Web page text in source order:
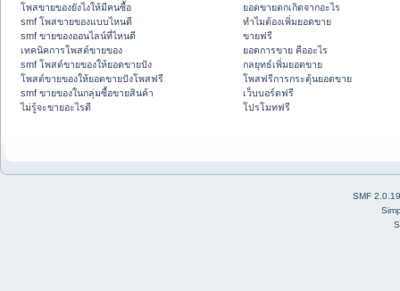
โพสขายของยังไงให้มีคนซื้อ
smf โพสขายของแบบไหนดี
smf ขายของออนไลน์ที่ไหนดี
เทคนิคการโพสต์ขายของ
smf โพสต์ขายของให้ยอดขายปัง
โพสต์ขายของให้ยอดขายปังโพสฟรี
smf ขายของในกลุ่มซื้อขายสินค้า
ไม่รู้จะขายอะไรดี
ยอดขายตกเกิดจากอะไร
ทำไมต้องเพิ่มยอดขาย
ขายฟรี
ยอดการขาย คืออะไร
กลยุทธ์เพิ่มยอดขาย
โพสฟรีการกระตุ้นยอดขาย
เว็บบอร์ดฟรี
โปรโมทฟรี
SMF 2.0.19